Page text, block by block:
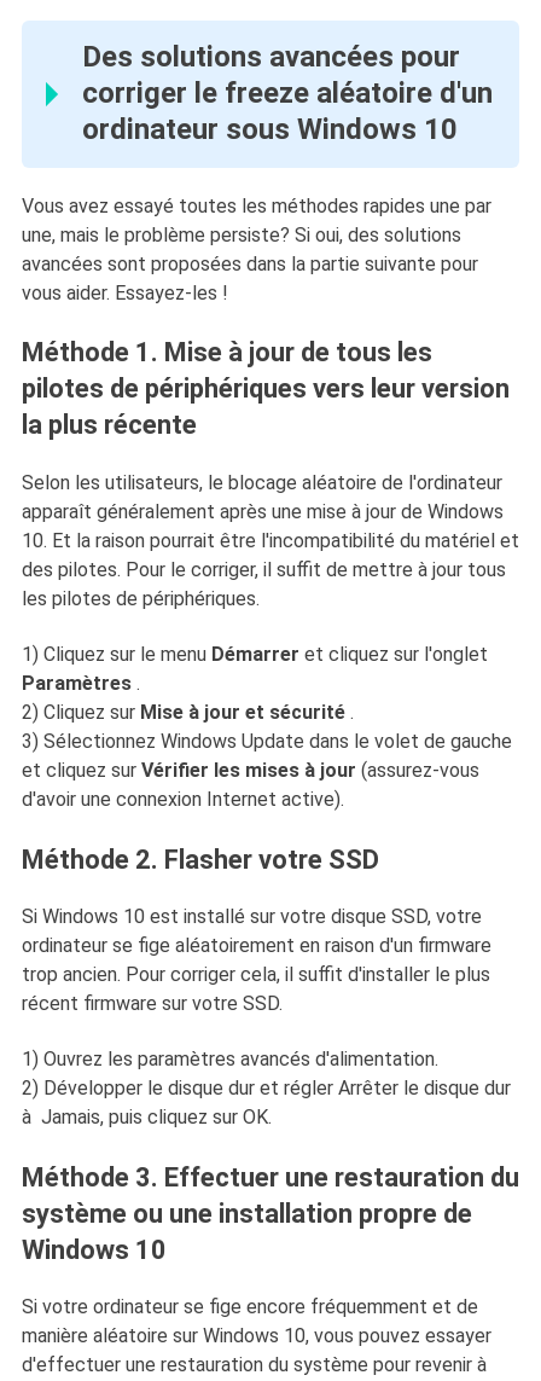
Des solutions avancées pour
corriger le freeze aléatoire d'un
ordinateur sous Windows 10
Vous avez essayé toutes les méthodes rapides une par
une, mais le problème persiste? Si oui, des solutions
avancées sont proposées dans la partie suivante pour
vous aider. Essayez-les !
Méthode 1. Mise à jour de tous les
pilotes de périphériques vers leur version
la plus récente
Selon les utilisateurs, le blocage aléatoire de l'ordinateur
apparaît généralement après une mise à jour de Windows
10. Et la raison pourrait être l'incompatibilité du matériel et
des pilotes. Pour le corriger, il suffit de mettre à jour tous
les pilotes de périphériques.
1) Cliquez sur le menu Démarrer et cliquez sur l'onglet
Paramètres .
2) Cliquez surMise à jour et sécurité.
3) Sélectionnez Windows Update dans le volet de gauche
et cliquez sur Vérifier les mises à jour (assurez-vous
d'avoir une connexion Internet active).
Méthode 2. Flasher votre SSD
Si Windows 10 est installé sur votre disque SSD, votre
ordinateur se fige aléatoirement en raison d'un firmware
trop ancien. Pour corriger cela, il suffit d'installer le plus
récent firmware sur votre SSD.
1) Ouvrez les paramètres avancés d'alimentation.
2) Développer le disque dur et régler Arrêter le disque dur
à Jamais, puis cliquez sur OK.
Méthode 3. Effectuer une restauration du
système ou une installation propre de
Windows 10
Si votre ordinateur se fige encore fréquemment et de
manière aléatoire sur Windows 10, vous pouvez essayer
d'effectuer une restauration du système pour revenir à